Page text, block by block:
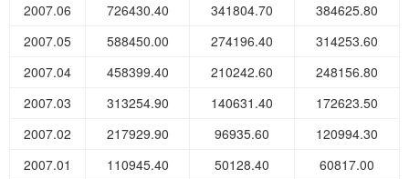
2007.06
726430.40 341804.70
384625.80
2007.05
588450.00 274196.40
314253.60
2007.04
458399.40 210242.60
248156.80
2007.03
313254.90 140631.40
172623.50
2007.02
217929.90 96935.60
120994.30
2007.01
110945.40 50128.40
60817.00